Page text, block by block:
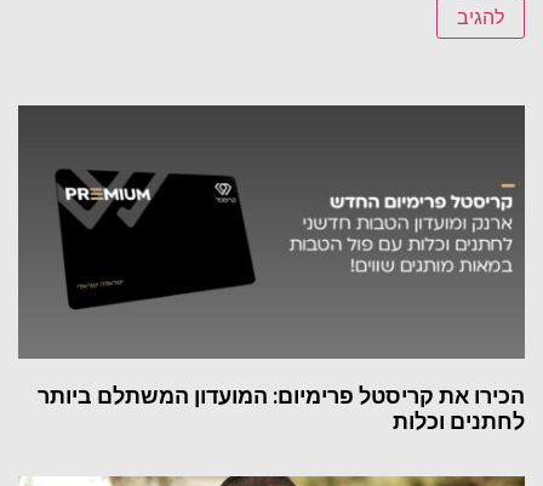
הכירו את קריסטל פרימיום: המועדון המשתלם ביותר
לחתנים וכלות